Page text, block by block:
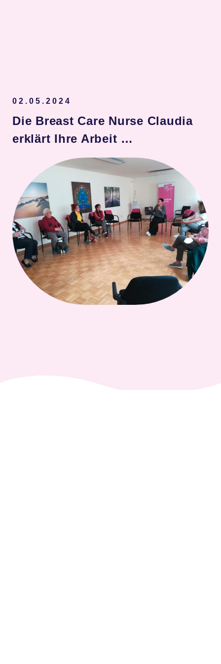
02.05.2024
Die Breast Care Nurse Claudia
erklärt Ihre Arbeit …